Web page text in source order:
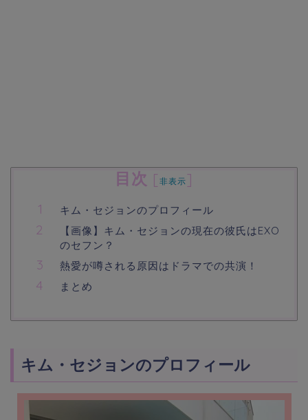
目次 [ 非表示]
キム・セジョンのプロフィール
【画像】キム・セジョンの現在の彼氏はEXO
のセフン？
熱愛が噂される原因はドラマでの共演！
まとめ
キム・セジョンのプロフィール